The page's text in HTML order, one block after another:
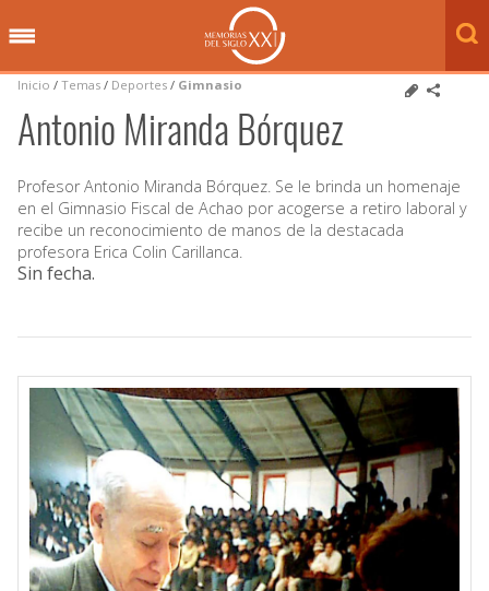
Inicio / Temas / Deportes / Gimnasio
Antonio Miranda Bórquez
Profesor Antonio Miranda Bórquez. Se le brinda un homenaje
en el Gimnasio Fiscal de Achao por acogerse a retiro laboral y
recibe un reconocimiento de manos de la destacada
profesora Erica Colin Carillanca.
Sin fecha.